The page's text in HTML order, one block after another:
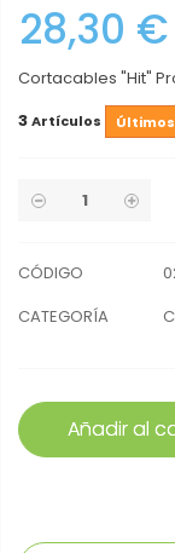
28,30 €
Cortacables "Hit"
3Artículos
CÓDIGO
CATEGORÍA
Añadir al